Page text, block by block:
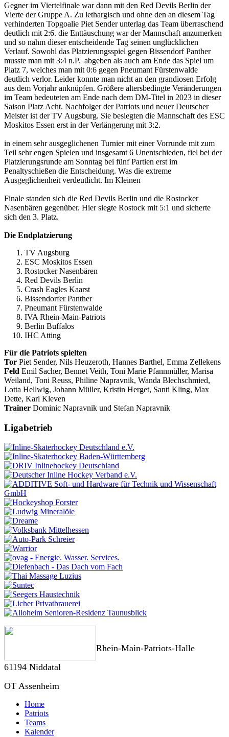
Gegner im Viertelfinale war dann mit den Red Devils Berlin der
Vierte der Gruppe A. Zu lethargisch und ohne den an diesem Tag
verhinderten Topgoalie Piet Sender unterlag das Team überraschend
deutlich mit 2:6. die Enttäuschung war der Mannschaft anzumerken
und so nahm dieser entscheidende Tag seinen unglücklichen
Verlauf. Sowohl das Platzierungsspiel gegen Bissendorf Panther
musste man mit 3:4 n.P. abgeben als auch am Ende das Spiel um
Platz 7, welches man mit 0:6 gegen Pneumant Fürstenwalde
deutlich verlor. Leider konnte man nicht an den grandiosen Erfolg
aus dem Vorjahr anknüpfen. Größere altersbedingte Veränderungen
im Team bedeuteten am Ende nach dem DM-Titel in 2023 in dieser
Saison Platz Acht. Nachfolger der Patriots und neuer Deutscher
Meister ist der TV Augsburg. Sie besiegten die Mannschaft des ESC
Moskitos Essen erst in der Verlängerung mit 3:2.
in einem sehr ausgeglichenen Turnier mit einer Vorrunde mit zum
Teil sehr engen Spielen und insgesamt 6 Unentschieden, fiel bei der
Platzierungsrunde am Sonntag bei fünf Partien erst im
Penaltyschießen die Entscheidung. Was die extreme
Ausgeglichenheit verdeutlicht. Im Kleinen
Finale standen sich die Red Devils Berlin und die Rostocker
Nasenbären gegenüber. Hier siegte Rostock mit 5:1 und sicherte
sich den 3. Platz.
Die Endplatzierung
TV Augsburg
ESC Moskitos Essen
Rostocker Nasenbären
Red Devils Berlin
Crash Eagles Kaarst
Bissendorfer Panther
Pneumant Fürstenwalde
IVA Rhein-Main-Patriots
Berlin Buffalos
IHC Atting
Für die Patriots spielten
Tor Piet Sender, Nils Heuzeroth, Hannes Barthel, Emma Zellekens
Feld Emil Sacher, Bennet Veith, Toni Marie Pfannmüller, Marisa
Weiland, Toni Reuss, Philine Napravnik, Wanda Blechschmied,
Lotta Hellwig, Johann Müller, Kristin Herget, Santi Kling, Max
Dette, Karl Kleven
Trainer Dominic Napravnik und Stefan Napravnik
Ligabetrieb
Rhein-Main-Patriots-Halle
61194 Niddatal
OT Assenheim
Home
Patriots
Teams
Kalender